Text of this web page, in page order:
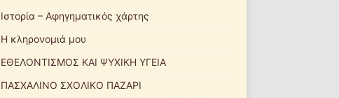
Ιστορία – Αφηγηματικός χάρτης
Η κληρονομιά μου
ΕΘΕΛΟΝΤΙΣΜΟΣ ΚΑΙ ΨΥΧΙΚΗ ΥΓΕΙΑ
ΠΑΣΧΑΛΙΝΟ ΣΧΟΛΙΚΟ ΠΑΖΑΡI